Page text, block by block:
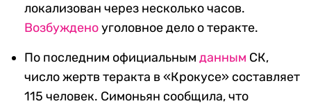
локализован через несколько часов.
Возбужденоуголовное дело о теракте.
По последним официальным данным СК,
число жертв теракта в «Крокусе» составляет
115 человек. Симоньян сообщила, что